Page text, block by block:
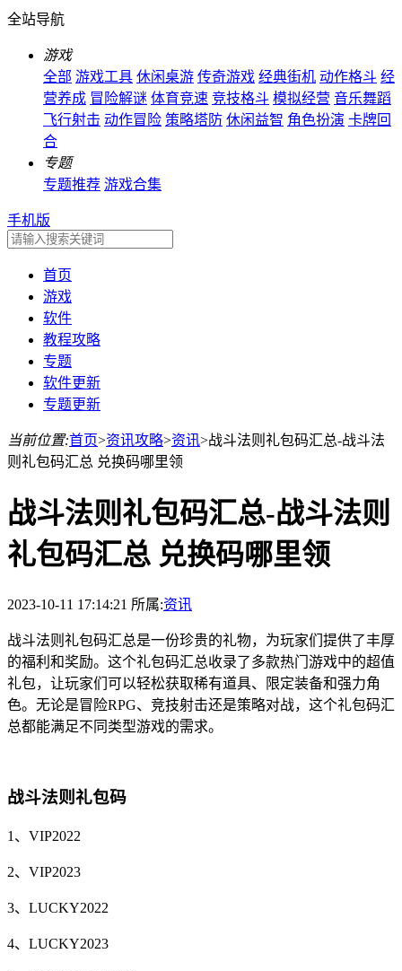
全站导航
游戏
全部 游戏工具 休闲桌游 传奇游戏 经典街机 动作格斗 经
营养成 冒险解谜 体育竞速 竞技格斗 模拟经营 音乐舞蹈
飞行射击 动作冒险 策略塔防 休闲益智 角色扮演 卡牌回
合
专题
专题推荐 游戏合集
手机版
首页
游戏
软件
教程攻略
专题
软件更新
专题更新
当前位置:首页>资讯攻略>资讯>战斗法则礼包码汇总-战斗法
则礼包码汇总 兑换码哪里领
战斗法则礼包码汇总-战斗法则
礼包码汇总 兑换码哪里领
2023-10-11 17:14:21 所属:资讯
战斗法则礼包码汇总是一份珍贵的礼物，为玩家们提供了丰厚
的福利和奖励。这个礼包码汇总收录了多款热门游戏中的超值
礼包，让玩家们可以轻松获取稀有道具、限定装备和强力角
色。无论是冒险RPG、竞技射击还是策略对战，这个礼包码汇
总都能满足不同类型游戏的需求。
战斗法则礼包码
1、VIP2022
2、VIP2023
3、LUCKY2022
4、LUCKY2023